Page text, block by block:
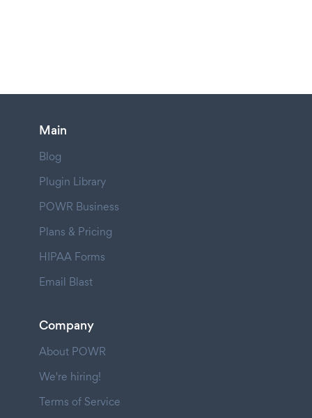
Main
Blog
Plugin Library
POWR Business
Plans & Pricing
HIPAA Forms
Email Blast
Company
About POWR
We're hiring!
Terms of Service